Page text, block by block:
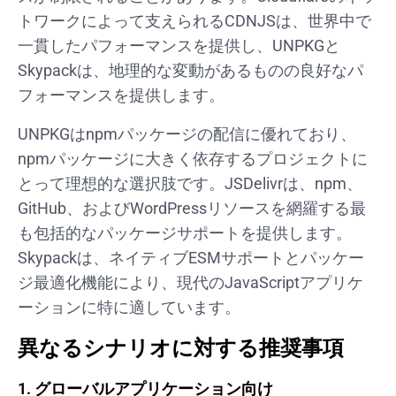
トワークによって支えられるCDNJSは、世界中で
一貫したパフォーマンスを提供し、UNPKGと
Skypackは、地理的な変動があるものの良好なパ
フォーマンスを提供します。
UNPKGはnpmパッケージの配信に優れており、
npmパッケージに大きく依存するプロジェクトに
とって理想的な選択肢です。JSDelivrは、npm、
GitHub、およびWordPressリソースを網羅する最
も包括的なパッケージサポートを提供します。
Skypackは、ネイティブESMサポートとパッケー
ジ最適化機能により、現代のJavaScriptアプリケ
ーションに特に適しています。
異なるシナリオに対する推奨事項
1. グローバルアプリケーション向け